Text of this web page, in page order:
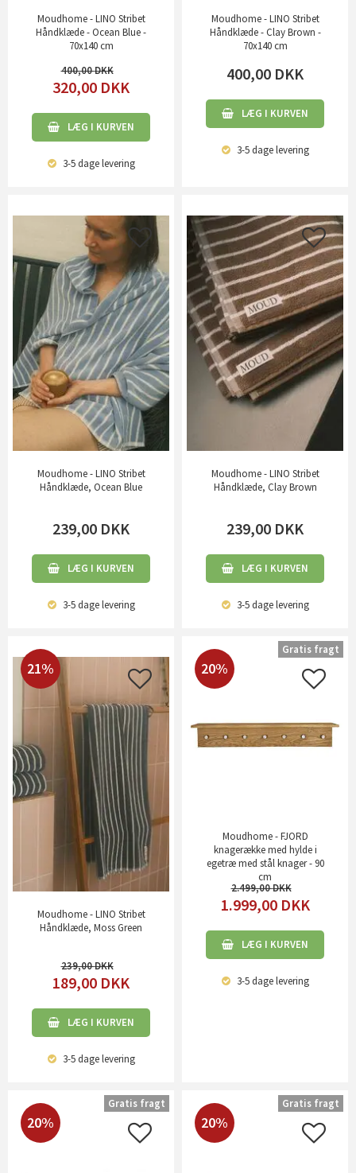
Moudhome - LINO Stribet
Håndklæde - Ocean Blue -
70x140 cm
400,00
320,00 DKK
LÆG I KURVEN
3-5 dagelevering
Moudhome - LINO Stribet
Håndklæde - Clay Brown -
70x140 cm
400,00 DKK
LÆG I KURVEN
3-5 dagelevering
Moudhome - LINO Stribet
Håndklæde, Ocean Blue
239,00 DKK
LÆG I KURVEN
3-5 dagelevering
Moudhome - LINO Stribet
Håndklæde, Clay Brown
239,00 DKK
LÆG I KURVEN
3-5 dagelevering
21%
Moudhome - LINO Stribet
Håndklæde, Moss Green
239,00
189,00 DKK
LÆG I KURVEN
3-5 dagelevering
20%
Moudhome - FJORD
knagerække med hylde i
egetræ med stål knager - 90
cm
2.499,00
1.999,00 DKK
LÆG I KURVEN
3-5 dagelevering
Gratis fragt
20%
Gratis fragt
20%
Gratis fragt